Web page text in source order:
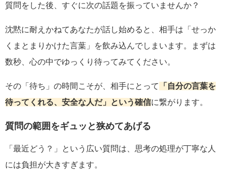
質問をした後、すぐに次の話題を振っていませんか？
沈黙に耐えかねてあなたが話し始めると、相手は「せっか
くまとまりかけた言葉」を飲み込んでしまいます。まずは
数秒、心の中でゆっくり待ってみてください。
その「待ち」の時間こそが、相手にとって
「自分の言葉を
待ってくれる、安全な人だ」という確信に繋がります。
質問の範囲をギュッと狭めてあげる
「最近どう？」という広い質問は、思考の処理が丁寧な人
には負担が大きすぎます。